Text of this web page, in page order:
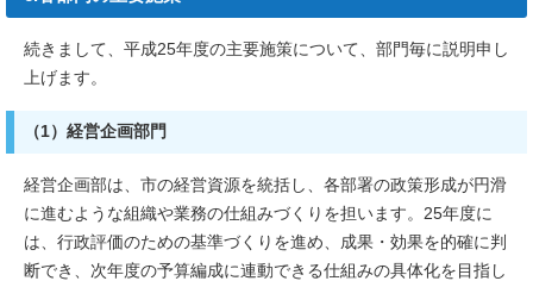
続きまして、平成25年度の主要施策について、部門毎に説明申し
上げます。
（1）経営企画部門
経営企画部は、市の経営資源を統括し、各部署の政策形成が円滑
に進むような組織や業務の仕組みづくりを担います。25年度に
は、行政評価のための基準づくりを進め、成果・効果を的確に判
断でき、次年度の予算編成に連動できる仕組みの具体化を目指し